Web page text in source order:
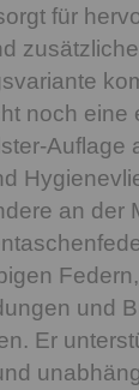
für
noch eine
Auflage
an der
und
Er